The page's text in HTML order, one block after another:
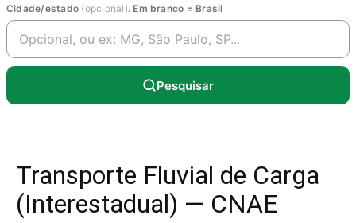
Cidade/estado (opcional). Em branco = Brasil
Pesquisar
Transporte Fluvial de Carga
(Interestadual) — CNAE